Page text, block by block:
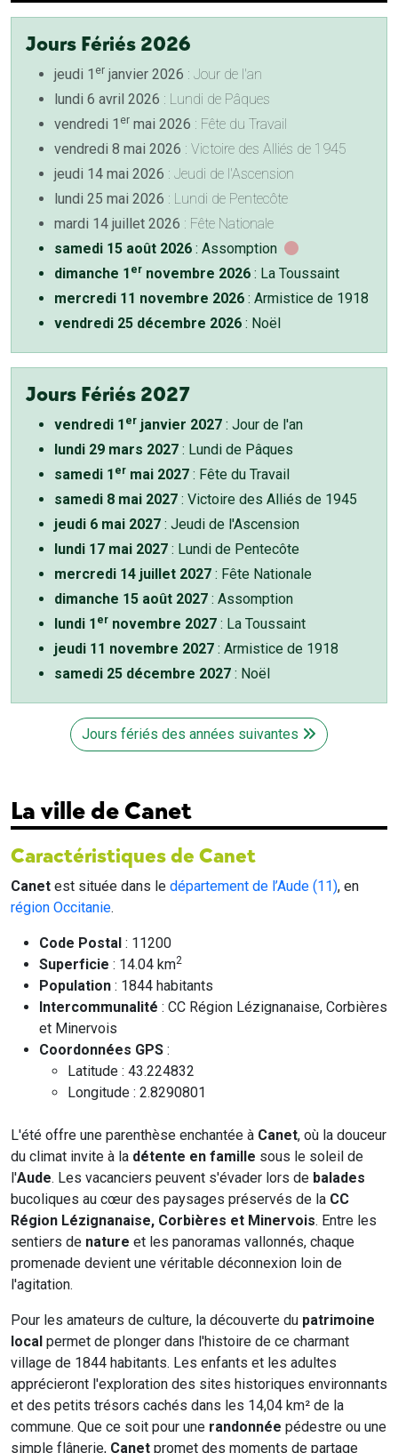
Jours Fériés 2026
jeudi 1 er janvier 2026 : Jour de l'an
lundi 6 avril 2026 : Lundi de Pâques
vendredi 1 er mai 2026 : Fête du Travail
vendredi 8 mai 2026 : Victoire des Alliés de 1945
jeudi 14 mai 2026 : Jeudi de l'Ascension
lundi 25 mai 2026 : Lundi de Pentecôte
mardi 14 juillet 2026 : Fête Nationale
samedi 15 août 2026 : Assomption
dimanche 1 er novembre 2026 : La Toussaint
mercredi 11 novembre 2026 : Armistice de 1918
vendredi 25 décembre 2026 : Noël
Jours Fériés 2027
vendredi 1 er janvier 2027 : Jour de l'an
lundi 29 mars 2027 : Lundi de Pâques
samedi 1 er mai 2027 : Fête du Travail
samedi 8 mai 2027 : Victoire des Alliés de 1945
jeudi 6 mai 2027 : Jeudi de l'Ascension
lundi 17 mai 2027 : Lundi de Pentecôte
mercredi 14 juillet 2027 : Fête Nationale
dimanche 15 août 2027 : Assomption
lundi 1 er novembre 2027 : La Toussaint
jeudi 11 novembre 2027 : Armistice de 1918
samedi 25 décembre 2027 : Noël
Jours fériés des années suivantes
La ville de Canet
Caractéristiques de Canet
Canet est située dans le département de l’Aude (11), en
région Occitanie.
Code Postal : 11200
Superficie : 14.04 km2
Population : 1844 habitants
Intercommunalité : CC Région Lézignanaise, Corbières
et Minervois
Coordonnées GPS :
Latitude : 43.224832
Longitude : 2.8290801
L'été offre une parenthèse enchantée à Canet, où la douceur
du climat invite à la détente en famille sous le soleil de
l'Aude. Les vacanciers peuvent s'évader lors de balades
bucoliques au cœur des paysages préservés de la CC
Région Lézignanaise, Corbières et Minervois. Entre les
sentiers de nature et les panoramas vallonnés, chaque
promenade devient une véritable déconnexion loin de
l'agitation.
Pour les amateurs de culture, la découverte du patrimoine
local permet de plonger dans l'histoire de ce charmant
village de 1844 habitants. Les enfants et les adultes
apprécieront l'exploration des sites historiques environnants
et des petits trésors cachés dans les 14,04 km² de la
commune. Que ce soit pour une randonnée pédestre ou une
simple flânerie, Canet promet des moments de partage